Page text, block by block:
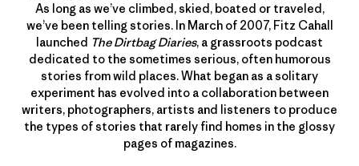
As long as we’ve climbed, skied, boated or traveled,
we’ve been telling stories. In March of 2007, Fitz Cahall
launched The Dirtbag Diaries, a grassroots podcast
dedicated to the sometimes serious, often humorous
stories from wild places. What began as a solitary
experiment has evolved into a collaboration between
writers, photographers, artists and listeners to produce
the types of stories that rarely find homes in the glossy
pages of magazines.